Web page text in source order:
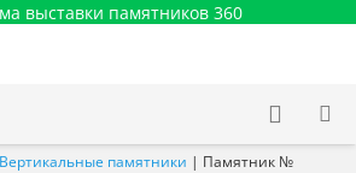
выставки памятников 360
Вертикальные памятники | Памятник №